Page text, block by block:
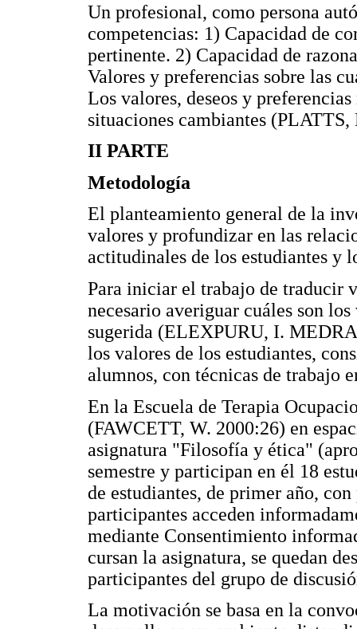
Un profesional, como persona
competencias: 1) Capacidad de
pertinente. 2) Capacidad de
Valores y preferencias sobre las
Los valores, deseos y
situaciones cambiantes (PLATTS,
II PARTE
Metodología
El planteamiento general de la
valores y profundizar en las
actitudinales de los estudiantes y
Para iniciar el trabajo de traducir
necesario averiguar cuáles son
sugerida (ELEXPURU, I.
los valores de los estudiantes,
alumnos, con técnicas de trabajo
En la Escuela de Terapia
(FAWCETT, W. 2000:26) en
asignatura "Filosofía y ética"
semestre y participan en él 18
de estudiantes, de primer año,
participantes acceden
mediante Consentimiento
cursan la asignatura, se quedan
participantes del grupo de
La motivación se basa en la